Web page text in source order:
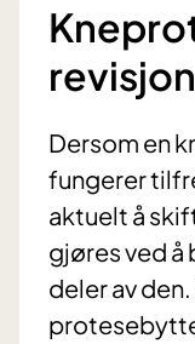
revisjon
Dersom en
fungerer
aktuelt å
gjøres ved
deler av den.